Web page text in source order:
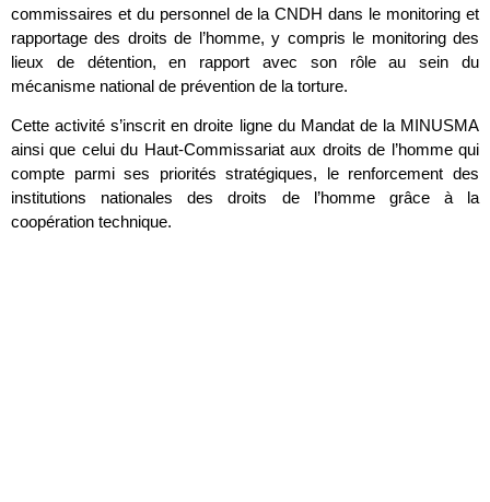
commissaires et du personnel de la CNDH dans le monitoring et
rapportage des droits de l’homme, y compris le monitoring des
lieux de détention, en rapport avec son rôle au sein du
mécanisme national de prévention de la torture.
Cette activité s’inscrit en droite ligne du Mandat de la MINUSMA
ainsi que celui du Haut-Commissariat aux droits de l’homme qui
compte parmi ses priorités stratégiques, le renforcement des
institutions nationales des droits de l’homme grâce à la
coopération technique.